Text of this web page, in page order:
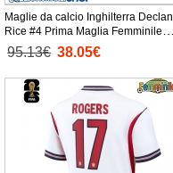
Maglie da calcio Inghilterra Declan
Rice #4 Prima Maglia Femminile
Mondiali 2026 Manica Corta
95.13€ 38.05€